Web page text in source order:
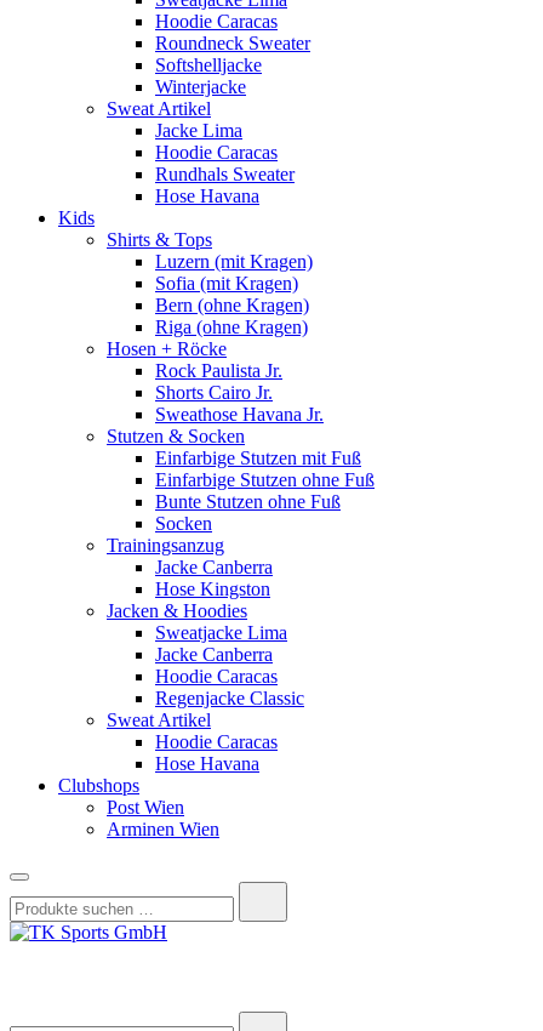
Hoodie Caracas
Roundneck Sweater
Softshelljacke
Winterjacke
Sweat Artikel
Jacke Lima
Hoodie Caracas
Rundhals Sweater
Hose Havana
Kids
Shirts & Tops
Luzern (mit Kragen)
Sofia (mit Kragen)
Bern (ohne Kragen)
Riga (ohne Kragen)
Hosen + Röcke
Rock Paulista Jr.
Shorts Cairo Jr.
Sweathose Havana Jr.
Stutzen & Socken
Einfarbige Stutzen mit Fuß
Einfarbige Stutzen ohne Fuß
Bunte Stutzen ohne Fuß
Socken
Trainingsanzug
Jacke Canberra
Hose Kingston
Jacken & Hoodies
Sweatjacke Lima
Jacke Canberra
Hoodie Caracas
Regenjacke Classic
Sweat Artikel
Hoodie Caracas
Hose Havana
Clubshops
Post Wien
Arminen Wien
nach: